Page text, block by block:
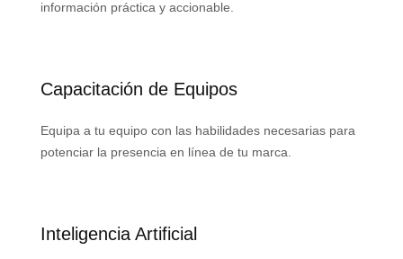
información práctica y accionable.
Capacitación de Equipos
Equipa a tu equipo con las habilidades necesarias para
potenciar la presencia en línea de tu marca.
Inteligencia Artificial